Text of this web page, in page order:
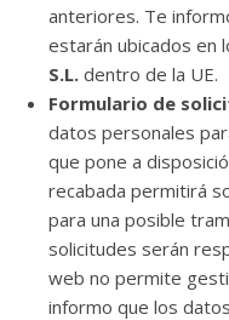
anteriores. Te
estarán ubicados en
S.L. dentro de la UE.
Formulario de
datos personales
que pone a
recabada permitirá
para una posible
solicitudes serán
web no permite
informo que los